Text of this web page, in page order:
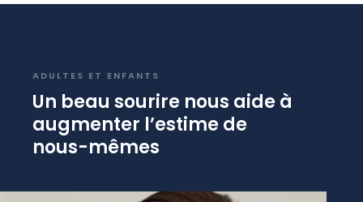
ADULTES ET ENFANTS
Un beau sourire nous aide à
augmenter l’estime de
nous-mêmes